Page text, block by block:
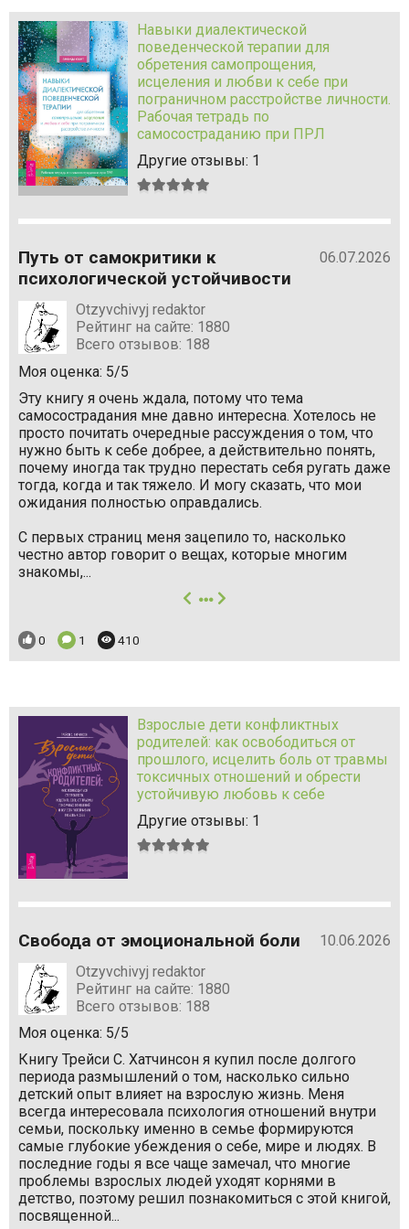
Навыки диалектической
поведенческой терапии для
обретения самопрощения,
исцеления и любви к себе при
пограничном расстройстве личности.
Рабочая тетрадь по
самосостраданию при ПРЛ
Другие отзывы: 1
5
5
Путь от самокритики к
психологической устойчивости
06.07.2026
Otzyvchivyj redaktor
Рейтинг на сайте: 1880
Всего отзывов: 188
Моя оценка: 5/5
Эту книгу я очень ждала, потому что тема
самосострадания мне давно интересна. Хотелось не
просто почитать очередные рассуждения о том, что
нужно быть к себе добрее, а действительно понять,
почему иногда так трудно перестать себя ругать даже
тогда, когда и так тяжело. И могу сказать, что мои
ожидания полностью оправдались.
С первых страниц меня зацепило то, насколько
честно автор говорит о вещах, которые многим
знакомы,...
далее
Понравилось:
0 Комментариев:
1 Просмотров:
410
Взрослые дети конфликтных
родителей: как освободиться от
прошлого, исцелить боль от травмы
токсичных отношений и обрести
устойчивую любовь к себе
Другие отзывы: 1
из
Свобода от эмоциональной боли
10.06.2026
Otzyvchivyj redaktor
Рейтинг на сайте: 1880
Всего отзывов: 188
Моя оценка: 5/5
Книгу Трейси С. Хатчинсон я купил после долгого
периода размышлений о том, насколько сильно
детский опыт влияет на взрослую жизнь. Меня
всегда интересовала психология отношений внутри
семьи, поскольку именно в семье формируются
самые глубокие убеждения о себе, мире и людях. В
последние годы я все чаще замечал, что многие
проблемы взрослых людей уходят корнями в
детство, поэтому решил познакомиться с этой книгой,
посвященной...